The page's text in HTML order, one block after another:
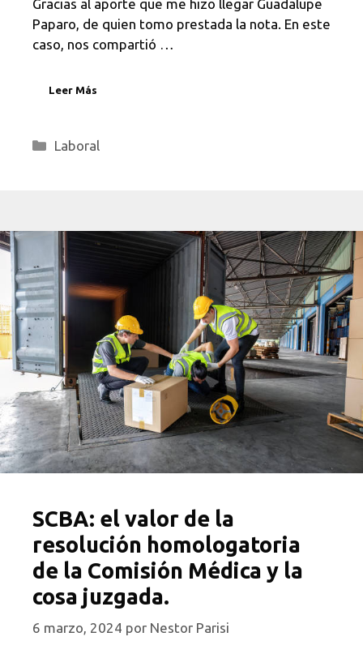
Gracias al aporte que me hizo llegar Guadalupe
Paparo, de quien tomo prestada la nota. En este
caso, nos compartió …
Leer Más
Categorías
Laboral
SCBA: el valor de la
resolución homologatoria
de la Comisión Médica y la
cosa juzgada.
6 marzo, 2024 por Nestor Parisi